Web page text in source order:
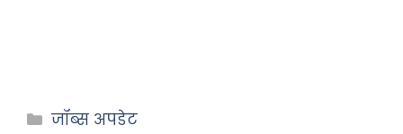
जॉब्स अपडेट